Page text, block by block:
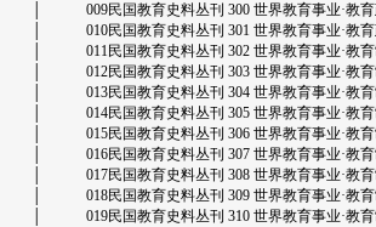
│ 009民国教育史料丛刊 300 世界教育事业·教育
│ 010民国教育史料丛刊 301 世界教育事业·教育
│ 011民国教育史料丛刊 302 世界教育事业·教育
│ 012民国教育史料丛刊 303 世界教育事业·教育
│ 013民国教育史料丛刊 304 世界教育事业·教育
│ 014民国教育史料丛刊 305 世界教育事业·教育
│ 015民国教育史料丛刊 306 世界教育事业·教育
│ 016民国教育史料丛刊 307 世界教育事业·教育
│ 017民国教育史料丛刊 308 世界教育事业·教育
│ 018民国教育史料丛刊 309 世界教育事业·教育
│ 019民国教育史料丛刊 310 世界教育事业·教育